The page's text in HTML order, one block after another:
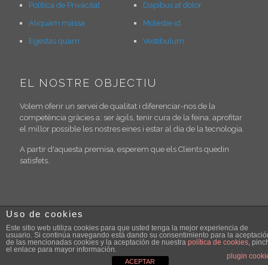
Política de Privacitat
Aliquam massa
Egestas quam
Dapibus at dolor
Molestie id
Vestibulum
EL NOSTRE OBJECTIU
Volem oferir un servei de qualitat i diferenciar-nos de la
competència gràcies a: ser àgils, tenir cura de la feina, aprofitar
el millor possible les nostres eines i estar al dia de la tecnologia.
A partir d'aquesta premisa, esperem que els Clients quedin
satisfets.
© 2026 360jmr.com. All Rights Reserved. Muffin group
Uso de cookies
Este sitio web utiliza cookies para que usted tenga la mejor experiencia de
usuario. Si continúa navegando está dando su consentimiento para la
de las mencionadas cookies y la aceptación de nuestra política de cookies,
el enlace para mayor información.
plugin
ACEPTAR